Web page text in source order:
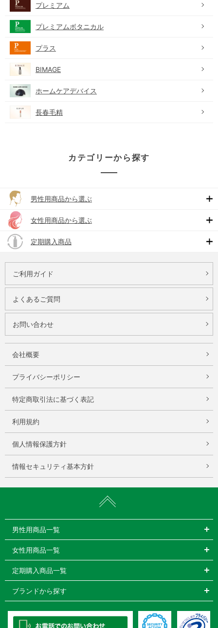
プレミアム
プレミアムボタニカル
プラス
BIMAGE
ホームケアデバイス
長春毛精
カテゴリーから探す
男性用商品から選ぶ
女性用商品から選ぶ
定期購入商品
ご利用ガイド
よくあるご質問
お問い合わせ
会社概要
プライバシーポリシー
特定商取引法に基づく表記
利用規約
個人情報保護方針
情報セキュリティ基本方針
男性用商品一覧
女性用商品一覧
定期購入商品一覧
ブランドから探す